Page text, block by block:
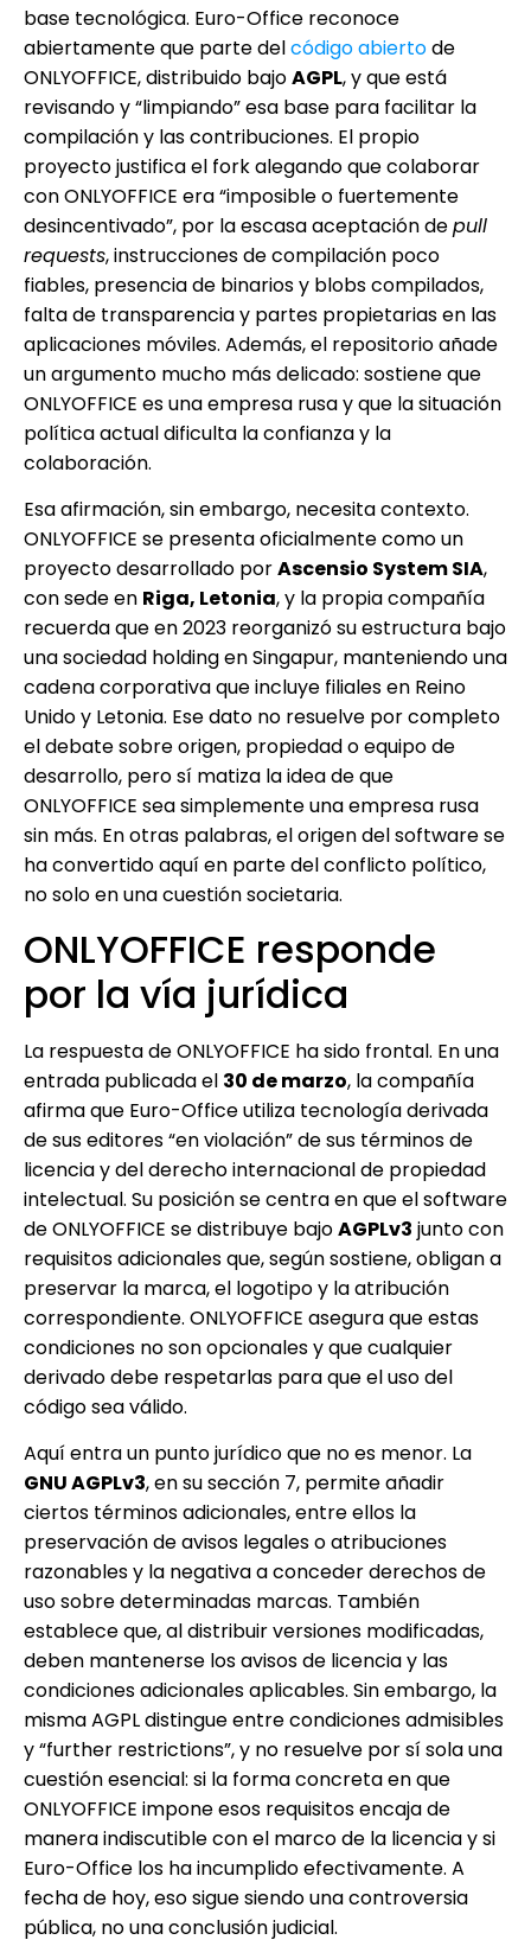
base tecnológica. Euro-Office reconoce
abiertamente que parte delcódigo abiertode
ONLYOFFICE, distribuido bajoAGPL, y que está
revisando y “limpiando” esa base para facilitar la
compilación y las contribuciones. El propio
proyecto justifica el fork alegando que colaborar
con ONLYOFFICE era “imposible o fuertemente
desincentivado”, por la escasa aceptación depull
requests, instrucciones de compilación poco
fiables, presencia de binarios y blobs compilados,
falta de transparencia y partes propietarias en las
aplicaciones móviles. Además, el repositorio añade
un argumento mucho más delicado: sostiene que
ONLYOFFICE es una empresa rusa y que la situación
política actual dificulta la confianza y la
colaboración.
Esa afirmación, sin embargo, necesita contexto.
ONLYOFFICE se presenta oficialmente como un
proyecto desarrollado porAscensio System SIA,
con sede en Riga, Letonia, y la propia compañía
recuerda que en 2023 reorganizó su estructura bajo
una sociedad holding en Singapur, manteniendo una
cadena corporativa que incluye filiales en Reino
Unido y Letonia. Ese dato no resuelve por completo
el debate sobre origen, propiedad o equipo de
desarrollo, pero sí matiza la idea de que
ONLYOFFICE sea simplemente una empresa rusa
sin más. En otras palabras, el origen del software se
ha convertido aquí en parte del conflicto político,
no solo en una cuestión societaria.
ONLYOFFICE responde
por la vía jurídica
La respuesta de ONLYOFFICE ha sido frontal. En una
entrada publicada el 30 de marzo, la compañía
afirma que Euro-Office utiliza tecnología derivada
de sus editores “en violación” de sus términos de
licencia y del derecho internacional de propiedad
intelectual. Su posición se centra en que el software
de ONLYOFFICE se distribuye bajoAGPLv3 junto con
requisitos adicionales que, según sostiene, obligan a
preservar la marca, el logotipo y la atribución
correspondiente. ONLYOFFICE asegura que estas
condiciones no son opcionales y que cualquier
derivado debe respetarlas para que el uso del
código sea válido.
Aquí entra un punto jurídico que no es menor. La
GNU AGPLv3, en su sección 7, permite añadir
ciertos términos adicionales, entre ellos la
preservación de avisos legales o atribuciones
razonables y la negativa a conceder derechos de
uso sobre determinadas marcas. También
establece que, al distribuir versiones modificadas,
deben mantenerse los avisos de licencia y las
condiciones adicionales aplicables. Sin embargo, la
misma AGPL distingue entre condiciones admisibles
y “further restrictions”, y no resuelve por sí sola una
cuestión esencial: si la forma concreta en que
ONLYOFFICE impone esos requisitos encaja de
manera indiscutible con el marco de la licencia y si
Euro-Office los ha incumplido efectivamente. A
fecha de hoy, eso sigue siendo una controversia
pública, no una conclusión judicial.